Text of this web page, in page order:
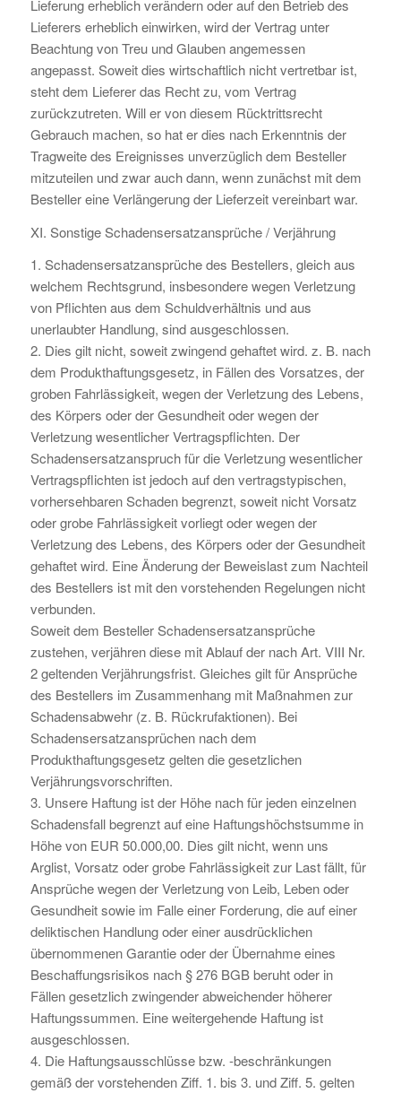
Lieferung erheblich verändern oder auf den Betrieb des
Lieferers erheblich einwirken, wird der Vertrag unter
Beachtung von Treu und Glauben angemessen
angepasst. Soweit dies wirtschaftlich nicht vertretbar ist,
steht dem Lieferer das Recht zu, vom Vertrag
zurückzutreten. Will er von diesem Rücktrittsrecht
Gebrauch machen, so hat er dies nach Erkenntnis der
Tragweite des Ereignisses unverzüglich dem Besteller
mitzuteilen und zwar auch dann, wenn zunächst mit dem
Besteller eine Verlängerung der Lieferzeit vereinbart war.
XI. Sonstige Schadensersatzansprüche / Verjährung
1. Schadensersatzansprüche des Bestellers, gleich aus
welchem Rechtsgrund, insbesondere wegen Verletzung
von Pflichten aus dem Schuldverhältnis und aus
unerlaubter Handlung, sind ausgeschlossen.
2. Dies gilt nicht, soweit zwingend gehaftet wird. z. B. nach
dem Produkthaftungsgesetz, in Fällen des Vorsatzes, der
groben Fahrlässigkeit, wegen der Verletzung des Lebens,
des Körpers oder der Gesundheit oder wegen der
Verletzung wesentlicher Vertragspflichten. Der
Schadensersatzanspruch für die Verletzung wesentlicher
Vertragspflichten ist jedoch auf den vertragstypischen,
vorhersehbaren Schaden begrenzt, soweit nicht Vorsatz
oder grobe Fahrlässigkeit vorliegt oder wegen der
Verletzung des Lebens, des Körpers oder der Gesundheit
gehaftet wird. Eine Änderung der Beweislast zum Nachteil
des Bestellers ist mit den vorstehenden Regelungen nicht
verbunden.
Soweit dem Besteller Schadensersatzansprüche
zustehen, verjähren diese mit Ablauf der nach Art. VIII Nr.
2 geltenden Verjährungsfrist. Gleiches gilt für Ansprüche
des Bestellers im Zusammenhang mit Maßnahmen zur
Schadensabwehr (z. B. Rückrufaktionen). Bei
Schadensersatzansprüchen nach dem
Produkthaftungsgesetz gelten die gesetzlichen
Verjährungsvorschriften.
3. Unsere Haftung ist der Höhe nach für jeden einzelnen
Schadensfall begrenzt auf eine Haftungshöchstsumme in
Höhe von EUR 50.000,00. Dies gilt nicht, wenn uns
Arglist, Vorsatz oder grobe Fahrlässigkeit zur Last fällt, für
Ansprüche wegen der Verletzung von Leib, Leben oder
Gesundheit sowie im Falle einer Forderung, die auf einer
deliktischen Handlung oder einer ausdrücklichen
übernommenen Garantie oder der Übernahme eines
Beschaffungsrisikos nach § 276 BGB beruht oder in
Fällen gesetzlich zwingender abweichender höherer
Haftungssummen. Eine weitergehende Haftung ist
ausgeschlossen.
4. Die Haftungsausschlüsse bzw. -beschränkungen
gemäß der vorstehenden Ziff. 1. bis 3. und Ziff. 5. gelten